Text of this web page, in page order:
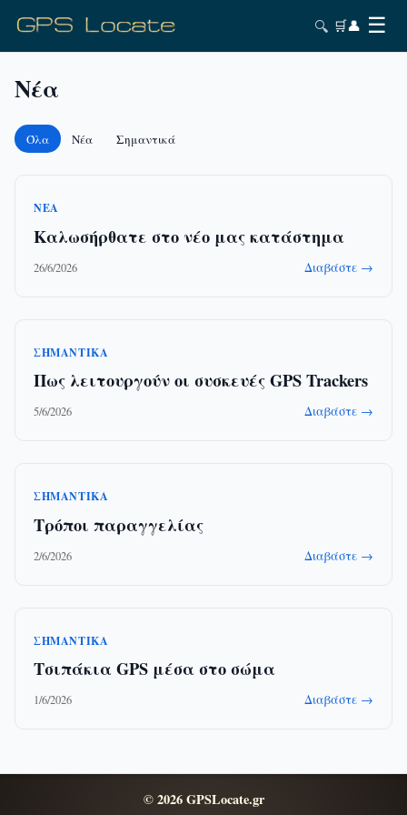
🔍 🛒👤 ☰
Νέα
Όλα Νέα Σημαντικά
ΝΈΑ
Καλωσήρθατε στο νέο μας κατάστημα
26/6/2026 Διαβάστε →
ΣΗΜΑΝΤΙΚΆ
Πως λειτουργούν οι συσκευές GPS Trackers
5/6/2026 Διαβάστε →
ΣΗΜΑΝΤΙΚΆ
Τρόποι παραγγελίας
2/6/2026 Διαβάστε →
ΣΗΜΑΝΤΙΚΆ
Τσιπάκια GPS μέσα στο σώμα
1/6/2026 Διαβάστε →
© 2026 GPSLocate.gr